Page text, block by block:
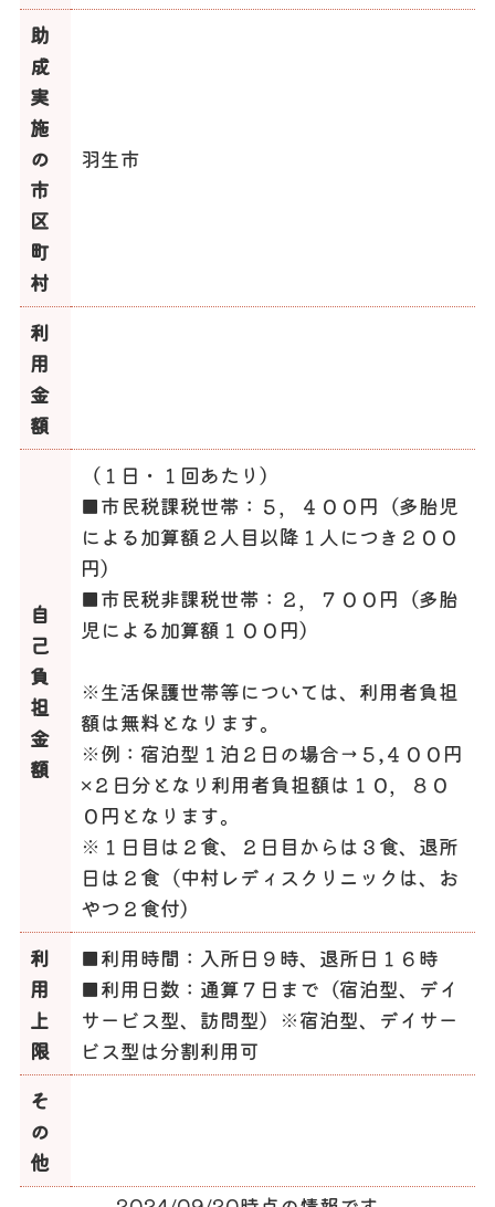
助
成
実
施
の
市
区
町
村
羽生市
利
用
金
額
自
己
負
担
金
額
（１日・１回あたり）
■市民税課税世帯：５，４００円（多胎児
による加算額２人目以降１人につき２００
円）
■市民税非課税世帯：２，７００円（多胎
児による加算額１００円）
※生活保護世帯等については、利用者負担
額は無料となります。
※例：宿泊型１泊２日の場合→５,４００円
×２日分となり利用者負担額は１０，８０
０円となります。
※１日目は２食、２日目からは３食、退所
日は２食（中村レディスクリニックは、お
やつ２食付）
利
用
上
限
■利用時間：入所日９時、退所日１６時
■利用日数：通算７日まで（宿泊型、デイ
サービス型、訪問型）※宿泊型、デイサー
ビス型は分割利用可
そ
の
他